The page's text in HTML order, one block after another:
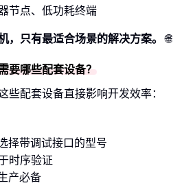
节点、低功耗终端
，只有最适合场景的解决方案。 🌐
要哪些配套设备？
些配套设备直接影响开发效率：
择带调试接口的型号
时序验证
产必备